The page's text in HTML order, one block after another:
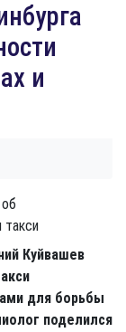
и
Куйвашев
для борьбы
поделился